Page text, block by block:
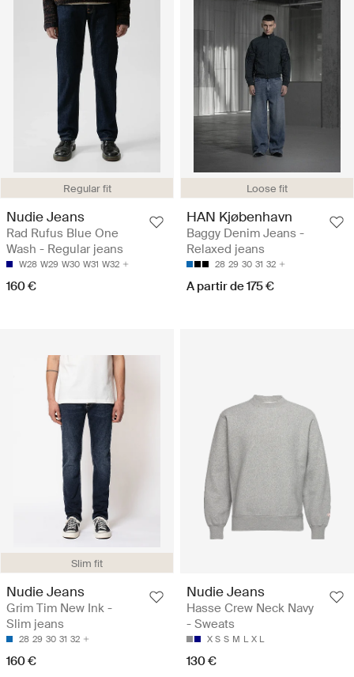
Regular fit
Nudie Jeans
Rad Rufus Blue One
Wash - Regular jeans
W28 W29 W30 W31 W32
160 €
Loose fit
HAN Kjøbenhavn
Baggy Denim Jeans -
Relaxed jeans
28 29 30 31 32
A partir de 175 €
Slim fit
Nudie Jeans
Grim Tim New Ink -
Slim jeans
28 29 30 31 32
160 €
Nudie Jeans
Hasse Crew Neck Navy
- Sweats
X S S M L X L
130 €